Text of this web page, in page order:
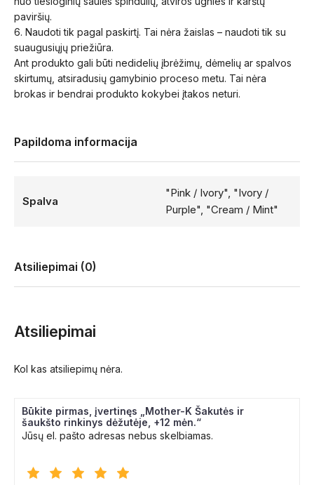
paviršių.
6. Naudoti tik pagal paskirtį. Tai nėra žaislas – naudoti tik su
suaugusiųjų priežiūra.
Ant produkto gali būti nedidelių įbrėžimų, dėmelių ar spalvos
skirtumų, atsiradusių gamybinio proceso metu. Tai nėra
brokas ir bendrai produkto kokybei įtakos neturi.
Papildoma informacija
Spalva
"Pink / Ivory", "Ivory /
Purple", "Cream / Mint"
Atsiliepimai (0)
Atsiliepimai
Kol kas atsiliepimų nėra.
Būkite pirmas, įvertinęs „Mother-K Šakutės ir
šaukšto rinkinys dėžutėje, +12 mėn.“
Jūsų el. pašto adresas nebus skelbiamas.